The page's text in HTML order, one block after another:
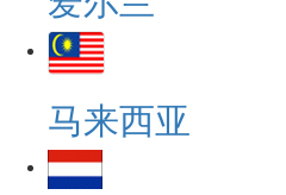
马来西亚